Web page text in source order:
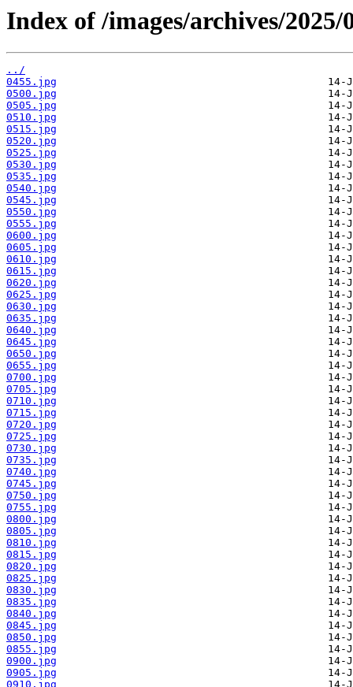
Index of /images/archives/2025/
../
0455.jpg
0500.jpg
0505.jpg
0510.jpg
0515.jpg
0520.jpg
0525.jpg
0530.jpg
0535.jpg
0540.jpg
0545.jpg
0550.jpg
0555.jpg
0600.jpg
0605.jpg
0610.jpg
0615.jpg
0620.jpg
0625.jpg
0630.jpg
0635.jpg
0640.jpg
0645.jpg
0650.jpg
0655.jpg
0700.jpg
0705.jpg
0710.jpg
0715.jpg
0720.jpg
0725.jpg
0730.jpg
0735.jpg
0740.jpg
0745.jpg
0750.jpg
0755.jpg
0800.jpg
0805.jpg
0810.jpg
0815.jpg
0820.jpg
0825.jpg
0830.jpg
0835.jpg
0840.jpg
0845.jpg
0850.jpg
0855.jpg
0900.jpg
0905.jpg
0910.jpg